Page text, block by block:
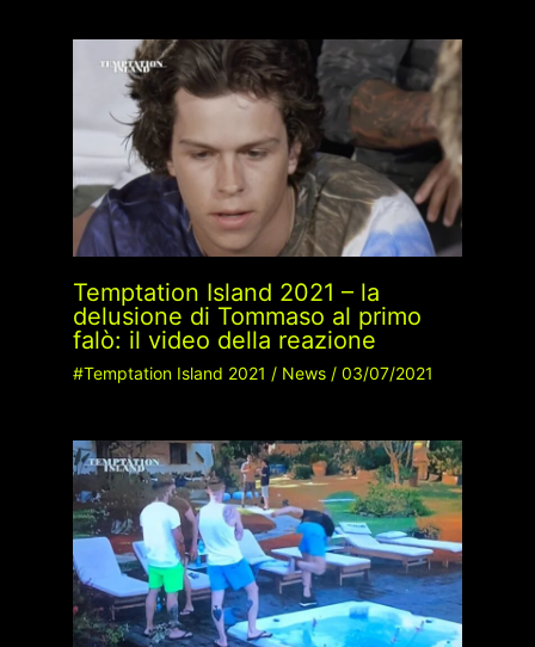
Temptation Island 2021 – la
delusione di Tommaso al primo
falò: il video della reazione
#Temptation Island 2021 / News/ 03/07/2021